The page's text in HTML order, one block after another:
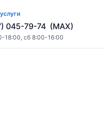
045-79-74 (MAX)
18:00, сб 8:00-16:00